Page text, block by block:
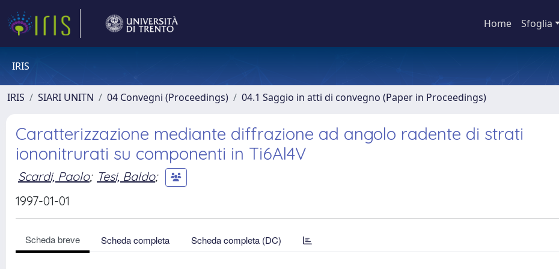
Home Sfoglia
IRIS
IRIS SIARI UNITN 04 Convegni (Proceedings) 04.1 Saggio in atti di convegno (Paper in Proceedings)
Caratterizzazione mediante diffrazione ad angolo radente di strati
iononitrurati su componenti in Ti6Al4V
Scardi, Paolo; Tesi, Baldo;
1997-01-01
Scheda breve Scheda completa Scheda completa (DC)